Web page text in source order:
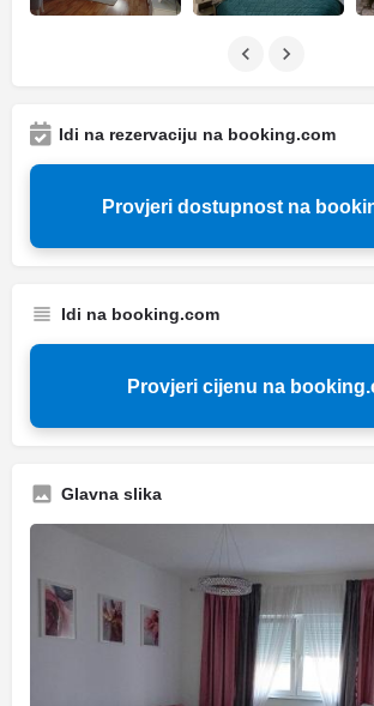
Idi na rezervaciju na booking.com
Provjeri dostupnost na
Idi na booking.com
Provjeri cijenu na
Glavna slika